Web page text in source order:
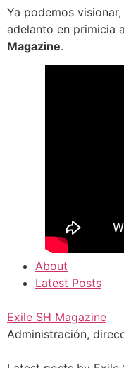
Ya podemos
adelanto en primicia
Magazine.
About
Latest Posts
Exile SH Magazine
Administración,